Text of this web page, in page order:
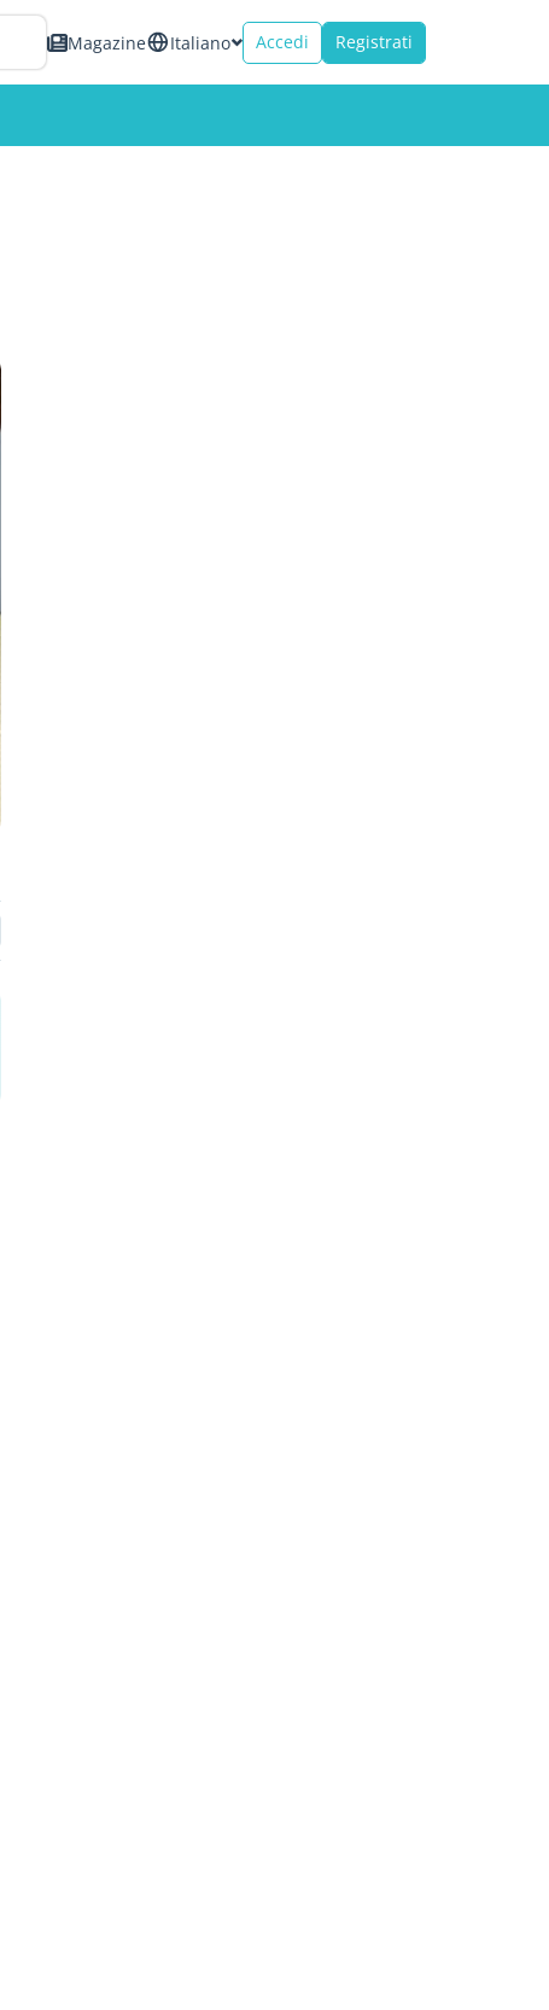
Magazine Italiano Accedi Registrati